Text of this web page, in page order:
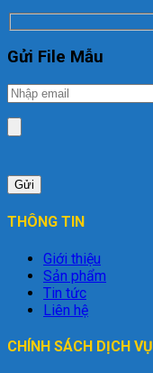
Gửi File Mẫu
THÔNG TIN
Giới thiệu
Sản phẩm
Tin tức
Liên hệ
CHÍNH SÁCH DỊCH VỤ